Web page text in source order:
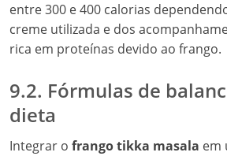
entre 300 e 400 calorias
creme utilizada e dos
rica em proteínas devido ao frango.
9.2. Fórmulas de
dieta
Integrar o frango tikka masala em